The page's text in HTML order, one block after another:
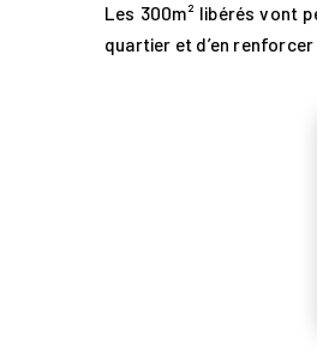
Marchés
Les 300m² libérés vont
quartier et d’en